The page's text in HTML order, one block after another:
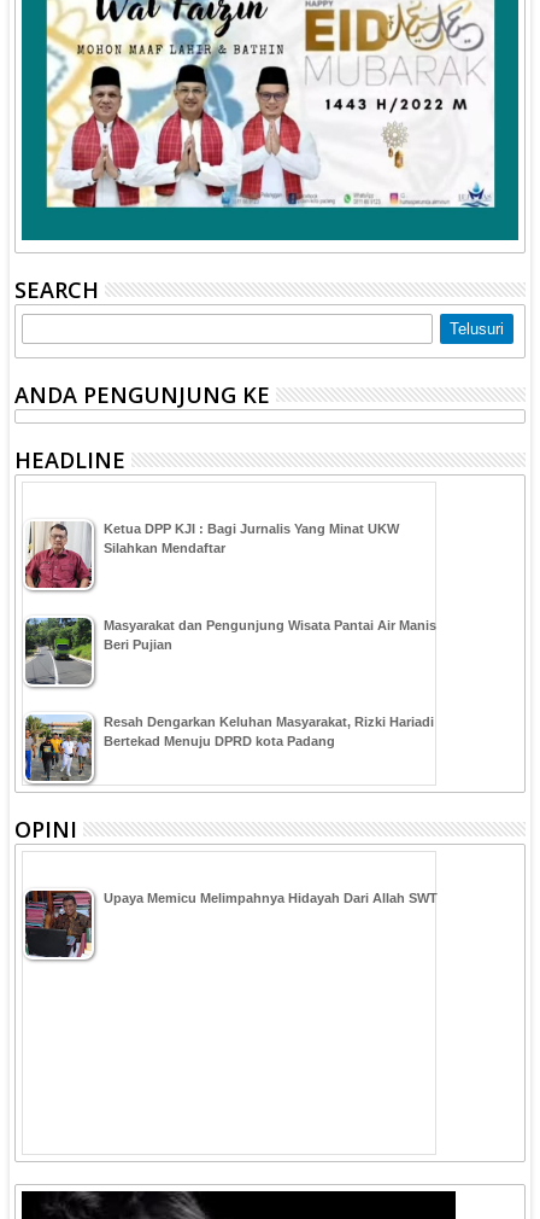
SEARCH
ANDA PENGUNJUNG KE
HEADLINE
Ketua DPP KJI : Bagi Jurnalis Yang Minat UKW
Silahkan Mendaftar
Masyarakat dan Pengunjung Wisata Pantai Air Manis
Beri Pujian
Resah Dengarkan Keluhan Masyarakat, Rizki Hariadi
Bertekad Menuju DPRD kota Padang
OPINI
Upaya Memicu Melimpahnya Hidayah Dari Allah SWT